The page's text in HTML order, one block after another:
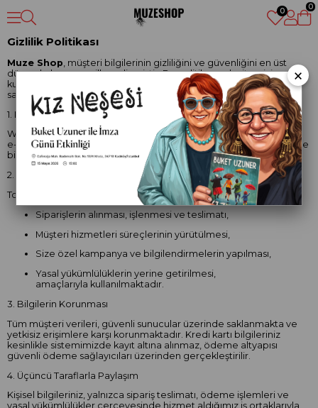
0 0
Gizlilik Politikası
Muze Shop , müşteri bilgilerinin gizliliğini ve güvenliğini en üst
düzeyde korumayı ilke edinmiştir. Bu politika, web sitemizi
kullanan tüm ziyaretçilerin ve müşterilerimizin gizliliğini nasıl
sağladığımızı açıklamaktadır.
1. Kişisel Bilgilerin Toplanması
Web sitemizi ziyaret ettiğinizde ya da sipariş verdiğinizde, adınız,
e-posta adresiniz, teslimat adresiniz, telefon numaranız ve ödeme
bilgileriniz gibi bazı kişisel verileriniz tarafımızca toplanabilir.
2. Bilgilerin Kullanım Amacı
Toplanan kişisel verileriniz;
Siparişlerin alınması, işlenmesi ve teslimatı,
Müşteri hizmetleri süreçlerinin yürütülmesi,
Size özel kampanya ve bilgilendirmelerin yapılması,
Yasal yükümlülüklerin yerine getirilmesi,
amaçlarıyla kullanılmaktadır.
3. Bilgilerin Korunması
Tüm müşteri verileri, güvenli sunucular üzerinde saklanmakta ve
yetkisiz erişimlere karşı korunmaktadır. Kredi kartı bilgileriniz
kesinlikle sistemimizde kayıt altına alınmaz, ödeme altyapısı
güvenli ödeme sağlayıcıları üzerinden gerçekleştirilir.
4. Üçüncü Taraflarla Paylaşım
Kişisel bilgileriniz, yalnızca sipariş teslimatı, ödeme işlemleri ve
yasal yükümlülükler çerçevesinde hizmet aldığımız iş ortaklarıyla
×